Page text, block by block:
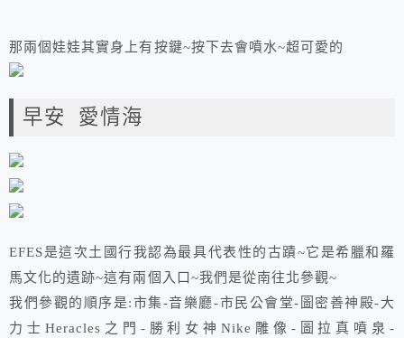
那兩個娃娃其實身上有按鍵~按下去會噴水~超可愛的
早安 愛情海
EFES是這次土國行我認為最具代表性的古蹟~它是希臘和羅
馬文化的遺跡~這有兩個入口~我們是從南往北參觀~
我們參觀的順序是:市集-音樂廳-市民公會堂-圖密善神殿-大
力士Heracles之門-勝利女神Nike雕像-圖拉真噴泉-